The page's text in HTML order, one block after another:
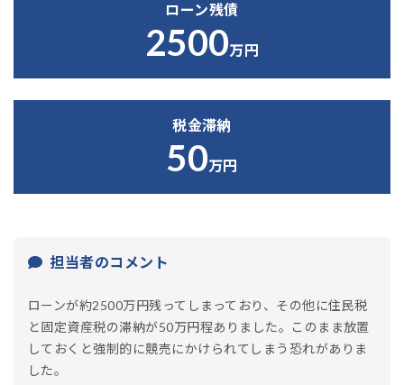
ローン残債
2500万円
税金滞納
50万円
担当者のコメント
ローンが約2500万円残ってしまっており、その他に住民税
と固定資産税の滞納が50万円程ありました。このまま放置
しておくと強制的に競売にかけられてしまう恐れがありま
した。